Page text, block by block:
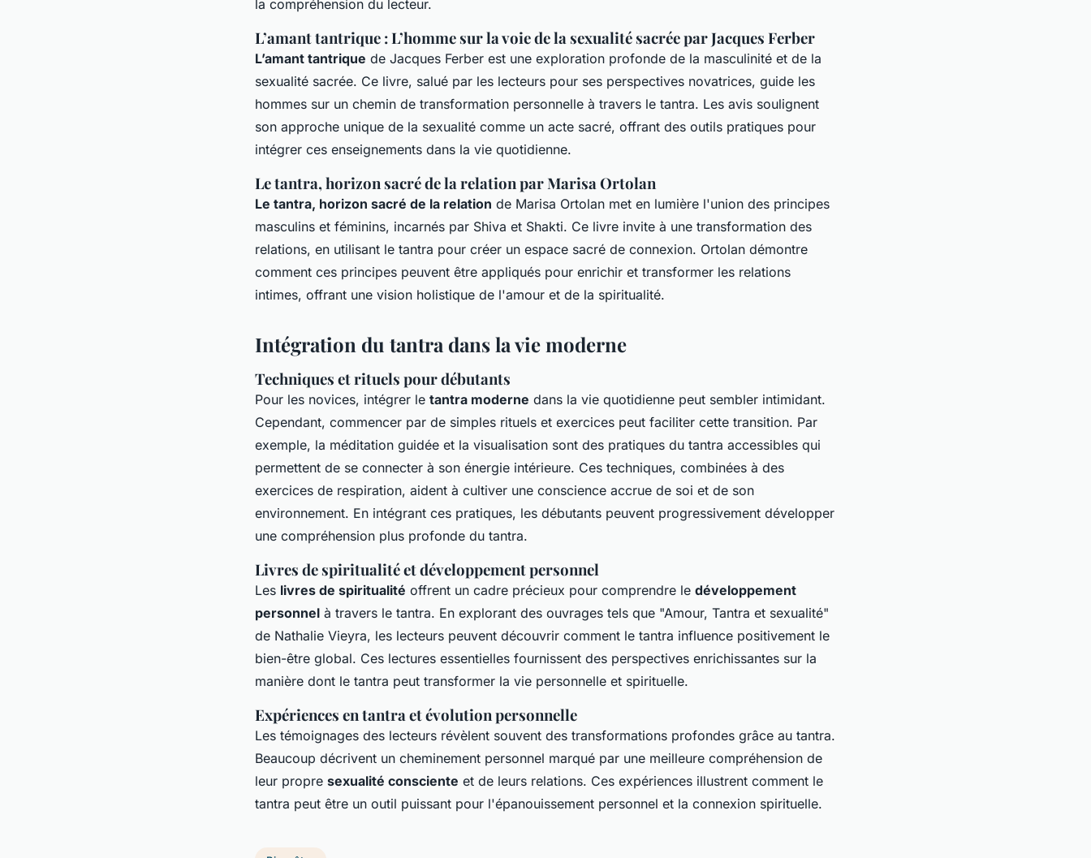
la compréhension du lecteur.
L’amant tantrique : L’homme sur la voie de la sexualité sacrée par Jacques Ferber
L’amant tantrique de Jacques Ferber est une exploration profonde de la masculinité et de la
sexualité sacrée. Ce livre, salué par les lecteurs pour ses perspectives novatrices, guide les
hommes sur un chemin de transformation personnelle à travers le tantra. Les avis soulignent
son approche unique de la sexualité comme un acte sacré, offrant des outils pratiques pour
intégrer ces enseignements dans la vie quotidienne.
Le tantra, horizon sacré de la relation par Marisa Ortolan
Le tantra, horizon sacré de la relation de Marisa Ortolan met en lumière l'union des principes
masculins et féminins, incarnés par Shiva et Shakti. Ce livre invite à une transformation des
relations, en utilisant le tantra pour créer un espace sacré de connexion. Ortolan démontre
comment ces principes peuvent être appliqués pour enrichir et transformer les relations
intimes, offrant une vision holistique de l'amour et de la spiritualité.
Intégration du tantra dans la vie moderne
Techniques et rituels pour débutants
Pour les novices, intégrer le tantra moderne dans la vie quotidienne peut sembler intimidant.
Cependant, commencer par de simples rituels et exercices peut faciliter cette transition. Par
exemple, la méditation guidée et la visualisation sont des pratiques du tantra accessibles qui
permettent de se connecter à son énergie intérieure. Ces techniques, combinées à des
exercices de respiration, aident à cultiver une conscience accrue de soi et de son
environnement. En intégrant ces pratiques, les débutants peuvent progressivement développer
une compréhension plus profonde du tantra.
Livres de spiritualité et développement personnel
Les livres de spiritualité offrent un cadre précieux pour comprendre le développement
personnel à travers le tantra. En explorant des ouvrages tels que "Amour, Tantra et sexualité"
de Nathalie Vieyra, les lecteurs peuvent découvrir comment le tantra influence positivement le
bien-être global. Ces lectures essentielles fournissent des perspectives enrichissantes sur la
manière dont le tantra peut transformer la vie personnelle et spirituelle.
Expériences en tantra et évolution personnelle
Les témoignages des lecteurs révèlent souvent des transformations profondes grâce au tantra.
Beaucoup décrivent un cheminement personnel marqué par une meilleure compréhension de
leur propre sexualité consciente et de leurs relations. Ces expériences illustrent comment le
tantra peut être un outil puissant pour l'épanouissement personnel et la connexion spirituelle.